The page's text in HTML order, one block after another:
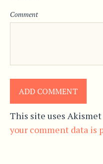
Comment
This site uses Akismet
your comment data is